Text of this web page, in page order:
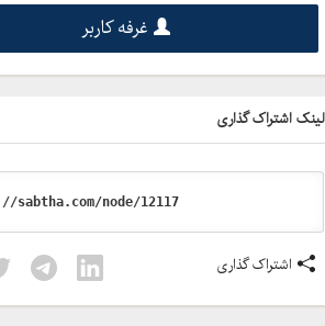
غرفه کاربر
اشتراک گذاری
اشتراک گذاری